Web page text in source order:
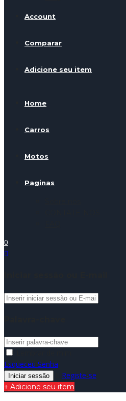
Account
Comparar
Adicione seu item
Home
Carros
Motos
Paginas
0
Esqueceu Senha
Registe-se
Adicione seu item